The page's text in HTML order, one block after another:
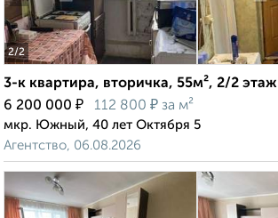
2/2
3-к квартира, вторичка, 55м², 2/2 этаж
6 200 000 ₽ 112 800 ₽ за м²
мкр. Южный, 40 лет Октября 5
Агентство, 06.08.2026